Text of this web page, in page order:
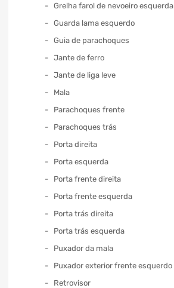
Grelha farol de nevoeiro esquerda
Guarda lama esquerdo
Guia de parachoques
Jante de ferro
Jante de liga leve
Mala
Parachoques frente
Parachoques trás
Porta direita
Porta esquerda
Porta frente direita
Porta frente esquerda
Porta trás direita
Porta trás esquerda
Puxador da mala
Puxador exterior frente esquerdo
Retrovisor